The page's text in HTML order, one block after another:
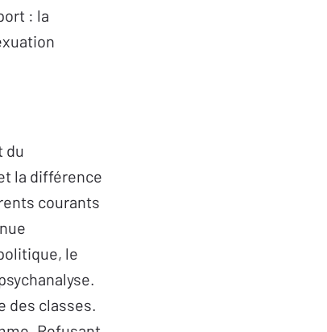
: la
du
la différence
courants
le
des classes.